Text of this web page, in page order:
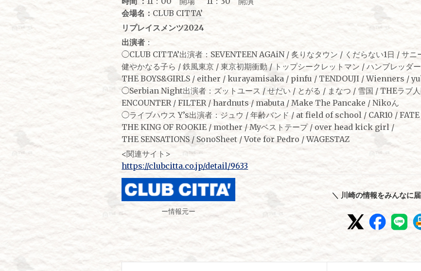
会場名： CLUB CITTA’
リプレイスメンツ2024
出演者：
◯CLUB CITTA’出演者：SEVENTEEN AGAiN / 炙りなタウン / くだらない1日 / サ
健やかなる子ら / 鉄風東京 / 東京初期衝動 / トップシークレットマン / ハンブレッダ
THE BOYS&GIRLS / either / kurayamisaka / pinfu / TENDOUJI / Wienners /
◯Serbian Night出演者：ズットユース / せだい / とがる / まなつ / 雪国 / THEラブ
ENCOUNTER / FILTER / hardnuts / mabuta / Make The Pancake / Nikoん
◯ライブハウス Y’s出演者：ジュウ / 年齢バンド / at field of school / CAR10 /
THE KING OF ROOKIE / mother / Myベストテープ / over head kick girl /
THE SENSATIONS / SonoSheet / Vote for Pedro / WAGESTAZ
<関連サイト>
https://clubcitta.co.jp/detail/9633
ー情報元ー
＼ 川崎の情報をみんなに